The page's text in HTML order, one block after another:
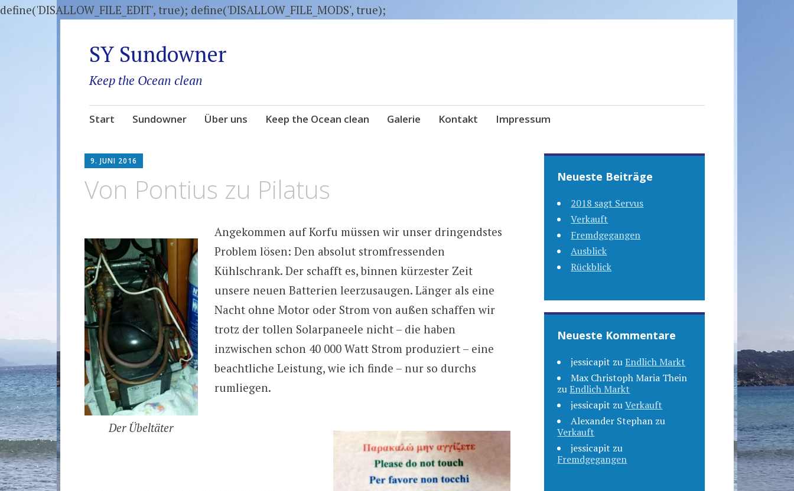
define('DISALLOW_FILE_EDIT', true); define('DISALLOW_FILE_MODS', true);
SY Sundowner
Keep the Ocean clean
Zum
Start Sundowner Über uns Keep the Ocean clean Galerie Kontakt Impressum
9. JUNI 2016
Von Pontius zu Pilatus
Der Übeltäter
Angekommen auf Korfu müssen wir unser dringendstes
Problem lösen: Den absolut stromfressenden
Kühlschrank. Der schafft es, binnen kürzester Zeit
unsere neuen Batterien leerzusaugen. Länger als eine
Nacht ohne Motor oder Strom von außen schaffen wir
trotz der tollen Solarpaneele nicht – die haben
inzwischen schon 40 000 Watt Strom produziert – eine
beachtliche Leistung, wie ich finde – nur so durchs
rumliegen.
Neueste Beiträge
2018 sagt Servus
Verkauft
Fremdgegangen
Ausblick
Rückblick
Neueste Kommentare
jessicapit zuEndlich Markt
Max Christoph Maria Thein
zuEndlich Markt
jessicapit zuVerkauft
Alexander Stephan zu
Verkauft
jessicapit zu
Fremdgegangen